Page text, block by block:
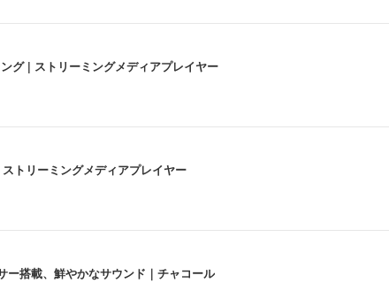
グ | ストリーミングメディアプレイヤー
トリーミングメディアプレイヤー
搭載、鮮やかなサウンド｜チャコール